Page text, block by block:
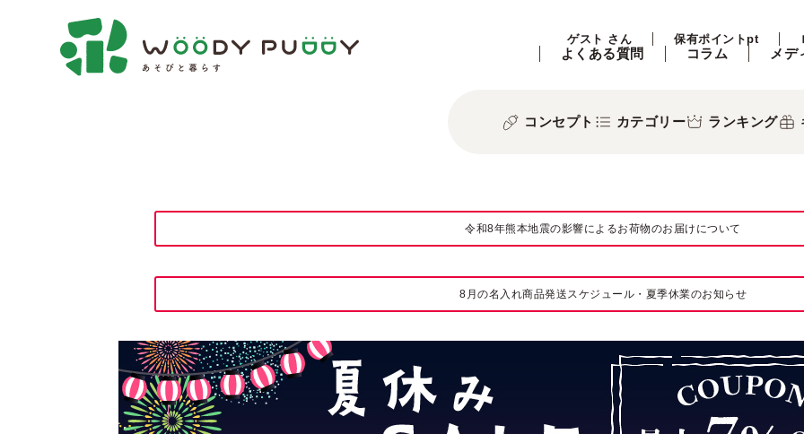
ゲスト さん 保有ポイントpt
よくある質問 コラム メデ
コンセプト カテゴリー ランキング
令和8年熊本地震の影響によるお荷物のお届けについて
8月の名入れ商品発送スケジュール・夏季休業のお知らせ